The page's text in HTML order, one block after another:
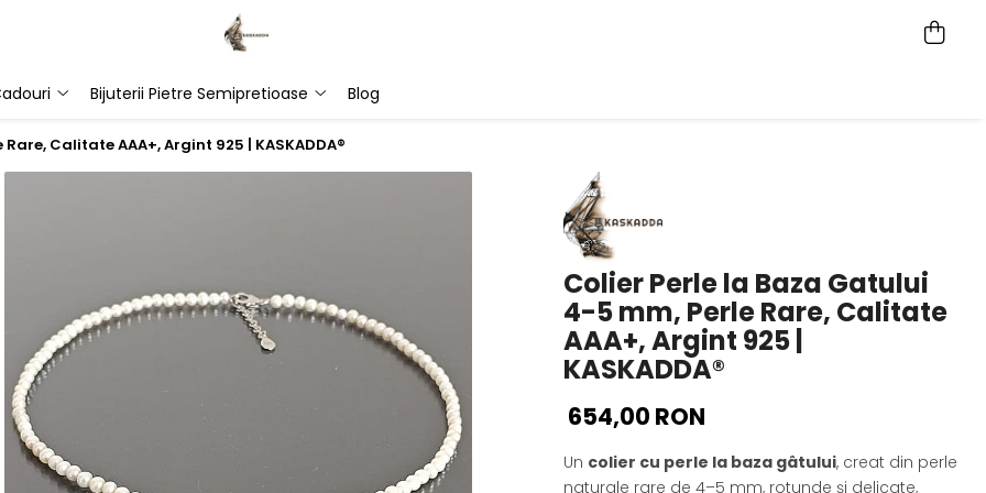
Bijuterii Pietre Semipretioase Blog
Calitate AAA+, Argint 925 | KASKADDA®
Colier Perle la Baza Gatului
4-5 mm, Perle Rare, Calitate
AAA+, Argint 925 |
KASKADDA®
654,00 RON
Un colier cu perle la baza gâtului, creat din perle
naturale rare de 4–5 mm, rotunde și delicate,